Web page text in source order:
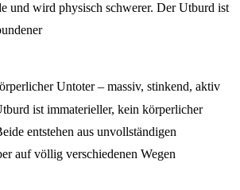
und wird physisch schwerer. Der Utburd ist
Untoter – massiv, stinkend, aktiv
ist immaterieller, kein körperlicher
entstehen aus unvollständigen
auf völlig verschiedenen Wegen